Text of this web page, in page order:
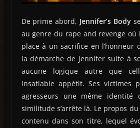
De prime abord, Jennifer’s Body
au genre du rape and revenge où
place à un sacrifice en l’honneur
la démarche de Jennifer suite à
aucune logique autre que
insatiable appétit. Ses victimes
agresseurs une même identité
similitude s’arrête là. Le propos
contenu dans son titre, lequel